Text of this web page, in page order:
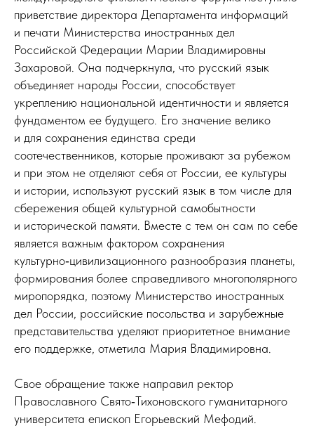
приветствие директора Департамента информаций
и печати Министерства иностранных дел
Российской Федерации Марии Владимировны
Захаровой. Она подчеркнула, что русский язык
объединяет народы России, способствует
укреплению национальной идентичности и является
фундаментом ее будущего. Его значение велико
и для сохранения единства среди
соотечественников, которые проживают за рубежом
и при этом не отделяют себя от России, ее культуры
и истории, используют русский язык в том числе для
сбережения общей культурной самобытности
и исторической памяти. Вместе с тем он сам по себе
является важным фактором сохранения
культурно‑цивилизационного разнообразия планеты,
формирования более справедливого многополярного
миропорядка, поэтому Министерство иностранных
дел России, российские посольства и зарубежные
представительства уделяют приоритетное внимание
его поддержке, отметила Мария Владимировна.
Свое обращение также направил ректор
Православного Свято‑Тихоновского гуманитарного
университета епископ Егорьевский Мефодий.